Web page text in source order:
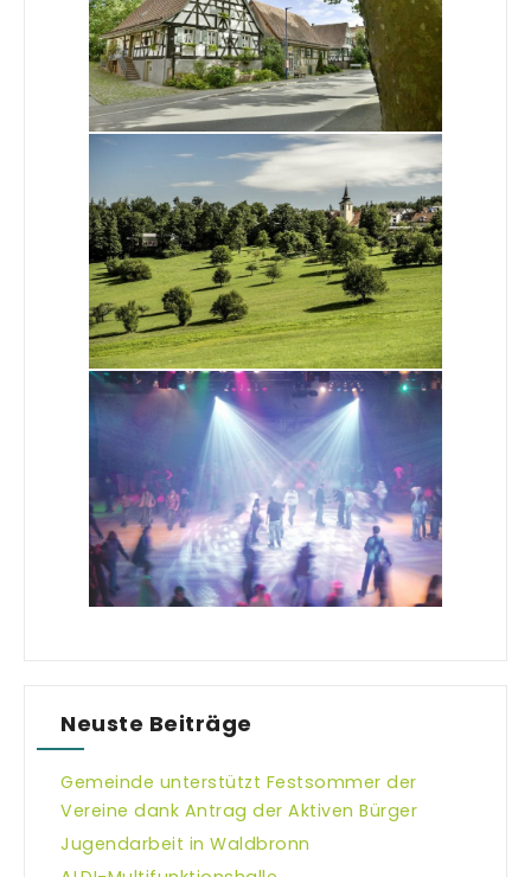
Neuste Beiträge
Gemeinde unterstützt Festsommer der
Vereine dank Antrag der Aktiven Bürger
Jugendarbeit in Waldbronn